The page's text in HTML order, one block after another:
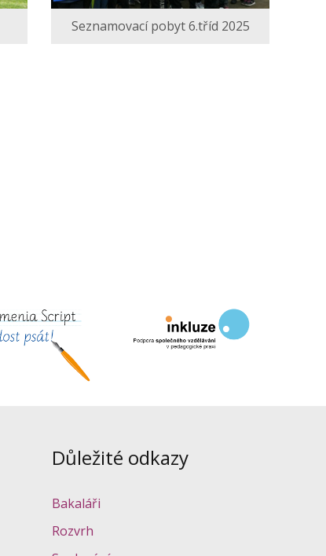
Seznamovací pobyt 6.tříd 2025
Důležité odkazy
Bakaláři
Rozvrh